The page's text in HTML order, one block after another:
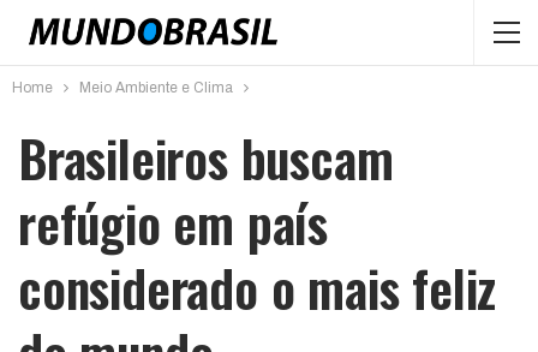
Home Meio Ambiente e Clima
Brasileiros buscam
refúgio em país
considerado o mais feliz